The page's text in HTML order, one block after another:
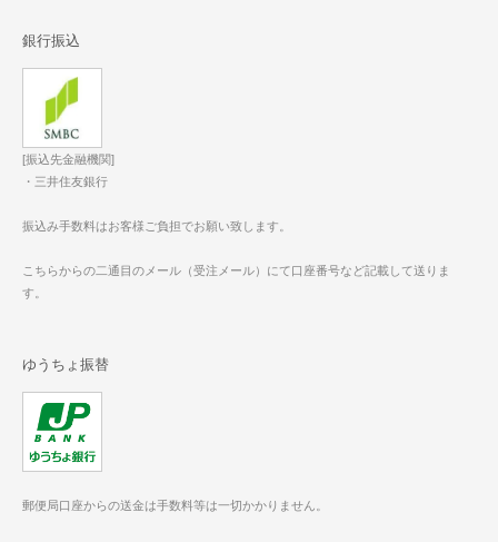
銀行振込
[振込先金融機関]
・三井住友銀行
振込み手数料はお客様ご負担でお願い致します。
こちらからの二通目のメール（受注メール）にて口座番号など記載して送りま
す。
ゆうちょ振替
郵便局口座からの送金は手数料等は一切かかりません。